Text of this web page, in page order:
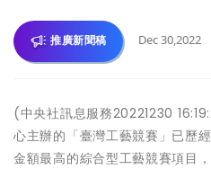
推廣新聞稿 Dec 30,2022
(中央社訊息服務20221230
心主辦的「臺灣工藝競賽」已歷
金額最高的綜合型工藝競賽項目